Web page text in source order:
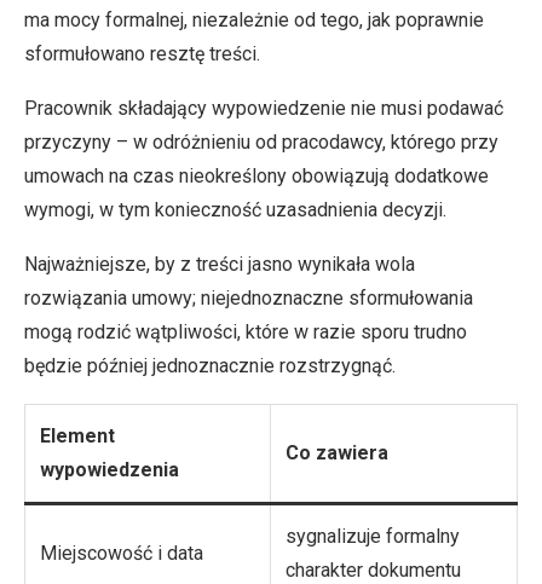
ma mocy formalnej, niezależnie od tego, jak poprawnie
sformułowano resztę treści.
Pracownik składający wypowiedzenie nie musi podawać
przyczyny – w odróżnieniu od pracodawcy, którego przy
umowach na czas nieokreślony obowiązują dodatkowe
wymogi, w tym konieczność uzasadnienia decyzji.
Najważniejsze, by z treści jasno wynikała wola
rozwiązania umowy; niejednoznaczne sformułowania
mogą rodzić wątpliwości, które w razie sporu trudno
będzie później jednoznacznie rozstrzygnąć.
Element
wypowiedzenia
Co zawiera
Miejscowość i data
sygnalizuje formalny
charakter dokumentu